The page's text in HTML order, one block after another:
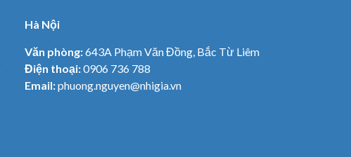
Hà Nội
Văn phòng:643A Phạm Văn Đồng, Bắc Từ Liêm
Điện thoại:0906 736 788
Email:phuong.nguyen@nhigia.vn